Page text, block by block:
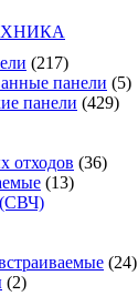
(217)
панели (5)
панели (429)
отходов (36)
(13)
(24)
(2)